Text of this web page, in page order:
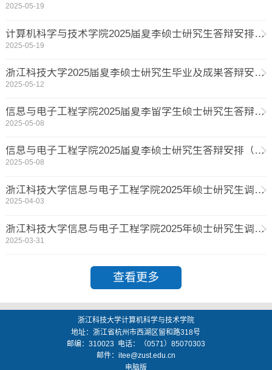
2025-05-19
计算机科学与技术学院2025届夏季硕士研究生答辩安排（第三组）
2025-05-19
浙江科技大学2025届夏季硕士研究生毕业及成果答辩安排（第二组）
2025-05-12
信息与电子工程学院2025届夏季留学生硕士研究生答辩安排
2025-05-08
信息与电子工程学院2025届夏季硕士研究生答辩安排（第一组）
2025-05-08
浙江科技大学信息与电子工程学院2025年硕士研究生调剂公告（已于4.7更新）
2025-04-03
浙江科技大学信息与电子工程学院2025年硕士研究生调剂预告
2025-03-31
查看更多
浙江科技大学计算机科学与技术学院
地址：浙江省杭州市西湖区留和路318号
邮编： 310023 电话：（0571）85070303
邮件： itee@zust.edu.cn
电脑版